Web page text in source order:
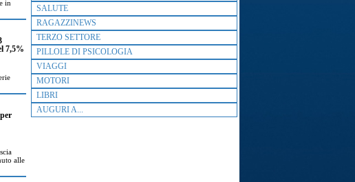
SALUTE
RAGAZZINEWS
TERZO SETTORE
PILLOLE DI PSICOLOGIA
VIAGGI
MOTORI
LIBRI
AUGURI A...
in
7,5%
alle